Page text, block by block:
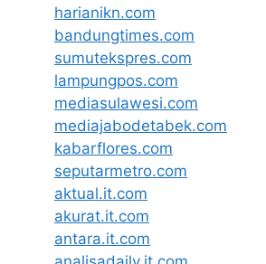
harianikn.com
bandungtimes.com
sumutekspres.com
lampungpos.com
mediasulawesi.com
mediajabodetabek.com
kabarflores.com
seputarmetro.com
aktual.it.com
akurat.it.com
antara.it.com